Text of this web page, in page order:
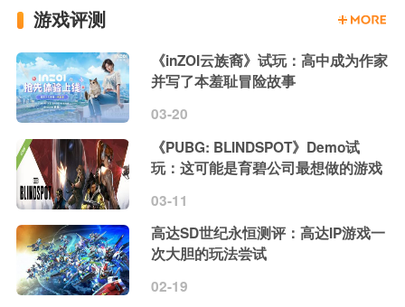
游戏评测
《inZOI云族裔》试玩：高中成为作家
并写了本羞耻冒险故事
03-20
《PUBG: BLINDSPOT》Demo试
玩：这可能是育碧公司最想做的游戏
03-11
高达SD世纪永恒测评：高达IP游戏一
次大胆的玩法尝试
02-19